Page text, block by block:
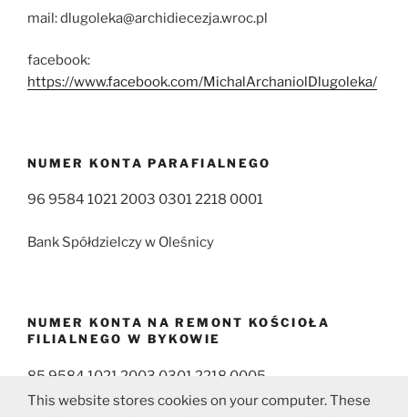
mail: dlugoleka@archidiecezja.wroc.pl
facebook:
https://www.facebook.com/MichalArchaniolDlugoleka/
NUMER KONTA PARAFIALNEGO
96 9584 1021 2003 0301 2218 0001
Bank Spółdzielczy w Oleśnicy
NUMER KONTA NA REMONT KOŚCIOŁA
FILIALNEGO W BYKOWIE
85 9584 1021 2003 0301 2218 0005
This website stores cookies on your computer. These